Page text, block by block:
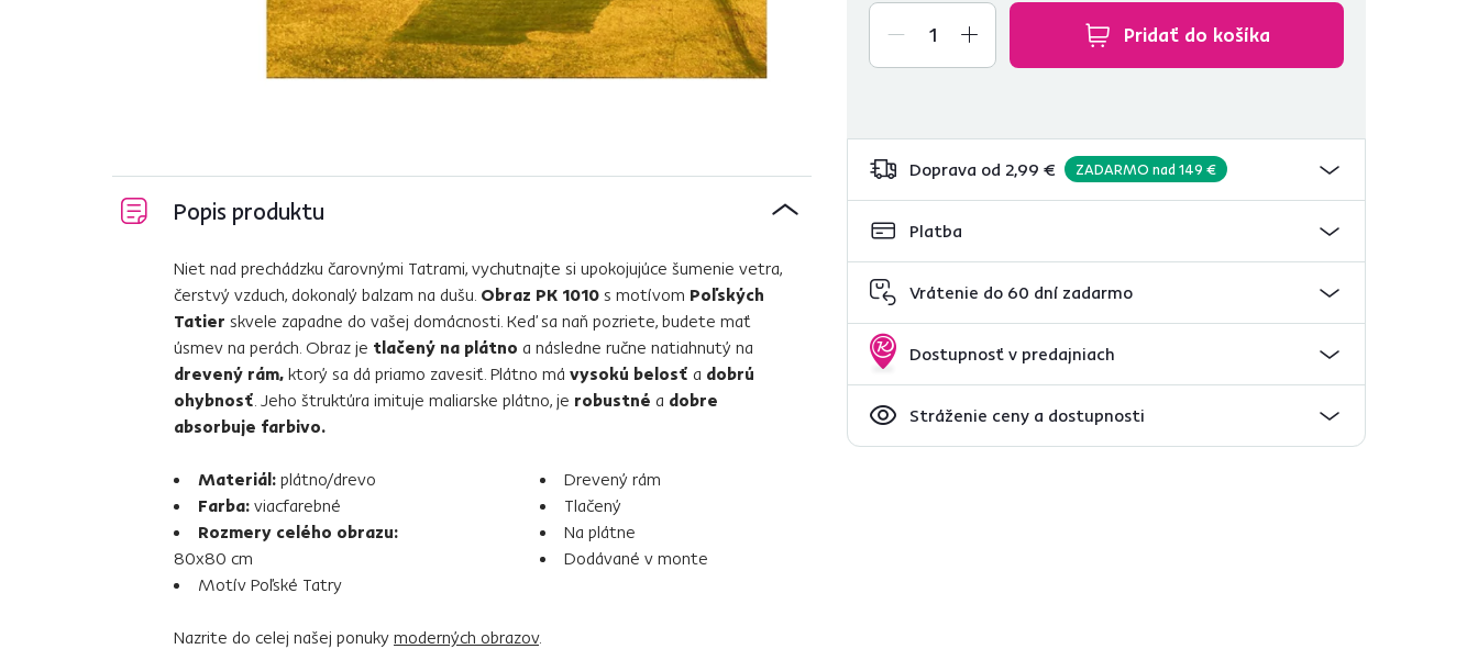
Pridať do košíka
Doprava od 2,99 € ZADARMO nad 149 €
Platba
Vrátenie do 60 dní zadarmo
Dostupnosť v predajniach
Stráženie ceny a dostupnosti
Popis produktu
Niet nad prechádzku čarovnými Tatrami, vychutnajte si upokojujúce šumenie vetra,
čerstvý vzduch, dokonalý balzam na dušu. Obraz PK 1010 s motívom Poľských
Tatier skvele zapadne do vašej domácnosti. Keď sa naň pozriete, budete mať
úsmev na perách. Obraz je tlačený na plátno a následne ručne natiahnutý na
drevený rám, ktorý sa dá priamo zavesiť. Plátno má vysokú belosť a dobrú
ohybnosť . Jeho štruktúra imituje maliarske plátno, je robustné a dobre
absorbuje farbivo.
Materiál: plátno/drevo
Farba: viacfarebné
Rozmery celého obrazu:
80x80 cm
Motív Poľské Tatry
Drevený rám
Tlačený
Na plátne
Dodávané v monte
Nazrite do celej našej ponuky moderných obrazov.